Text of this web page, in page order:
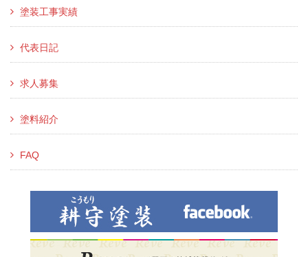
塗装工事実績
代表日記
求人募集
塗料紹介
FAQ